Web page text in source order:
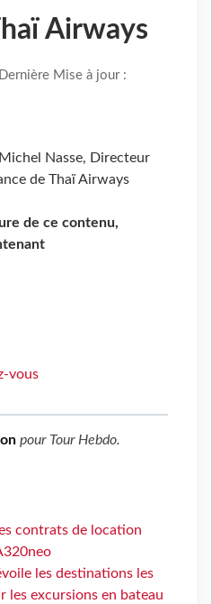
Airways
Mise à jour :
de ce contenu,
vous
pour Tour Hebdo.
contrats de location
les destinations les
les excursions en bateau